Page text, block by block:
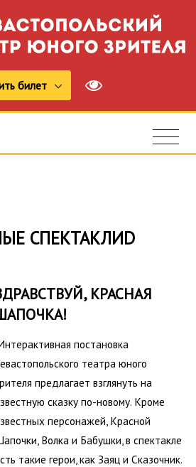
билет
СПЕКТАКЛИD
КРАСНАЯ
постановка
театра юного
предлагает взглянуть на
сказку по-новому. Кроме
персонажей, Красной
Волка и Бабушки, в спектакле
такие герои, как Заяц и Сказочник.